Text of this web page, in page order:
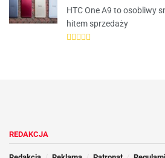
HTC One A9 to osobliwy
hitem sprzedaży
REDAKCJA